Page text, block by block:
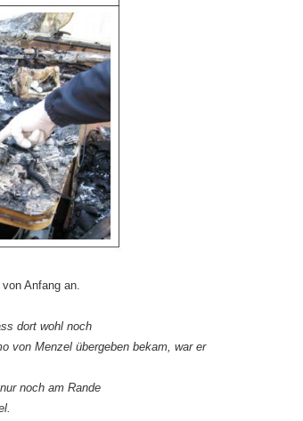
Anfang an.
dort wohl noch
von Menzel übergeben bekam, war er
noch am Rande